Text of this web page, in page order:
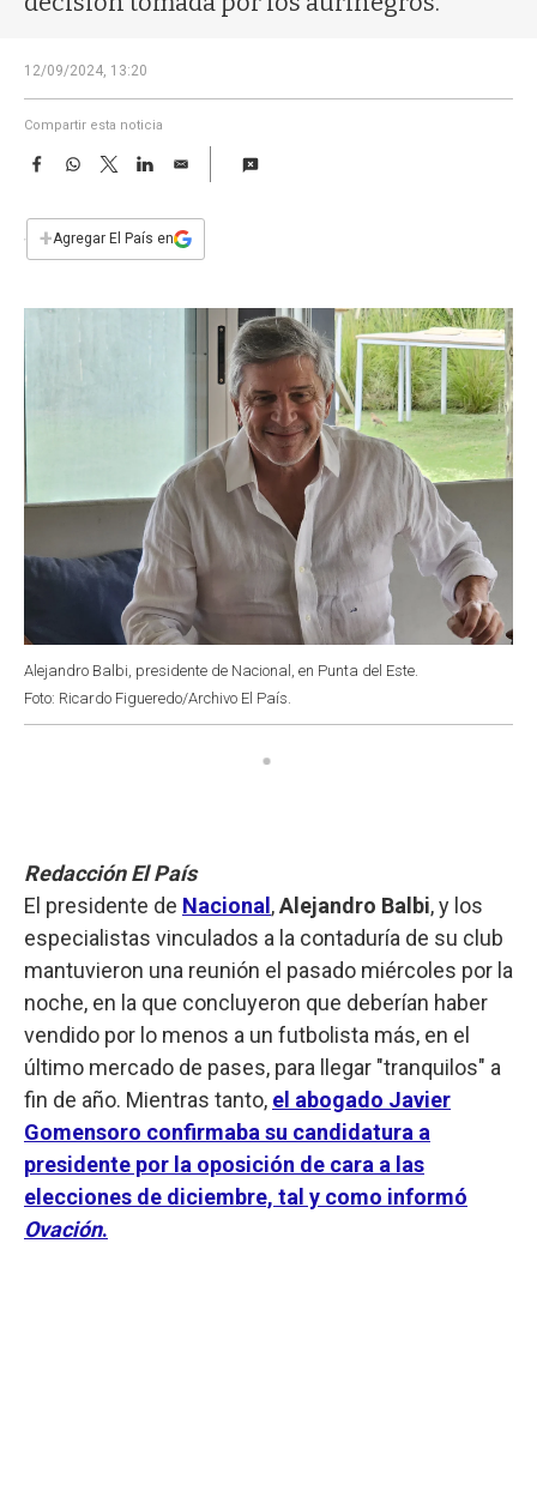
12/09/2024, 13:20
Compartir esta noticia
F
e
b
W
s
T
w
t
L
E
i
l
+Agregar El País en
Alejandro Balbi, presidente de Nacional, en Punta del Este.
Foto: Ricardo Figueredo/Archivo El País.
Redacción El País
El presidente de Nacional ,Alejandro Balbi, y los
especialistas vinculados a la contaduría de su club
mantuvieron una reunión el pasado miércoles por la
noche, en la que concluyeron que deberían haber
vendido por lo menos a un futbolista más, en el
último mercado de pases, para llegar "tranquilos" a
fin de año. Mientras tanto, el abogado Javier
Gomensoro confirmaba su candidatura a
presidente por la oposición de cara a las
elecciones de diciembre, tal y como informó
Ovación.